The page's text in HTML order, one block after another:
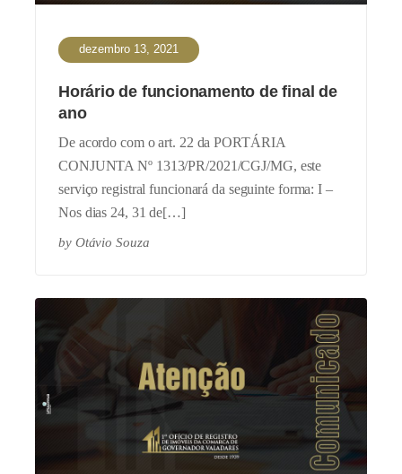
dezembro 13, 2021
Horário de funcionamento de final de
ano
De acordo com o art. 22 da PORTÁRIA
CONJUNTA Nº 1313/PR/2021/CGJ/MG, este
serviço registral funcionará da seguinte forma: I –
Nos dias 24, 31 de[…]
by Otávio Souza